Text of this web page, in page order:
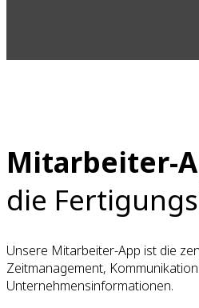
Mitarbeiter-
die
Unsere Mitarbeiter-App ist die
Zeitmanagement,
Unternehmensinformationen.